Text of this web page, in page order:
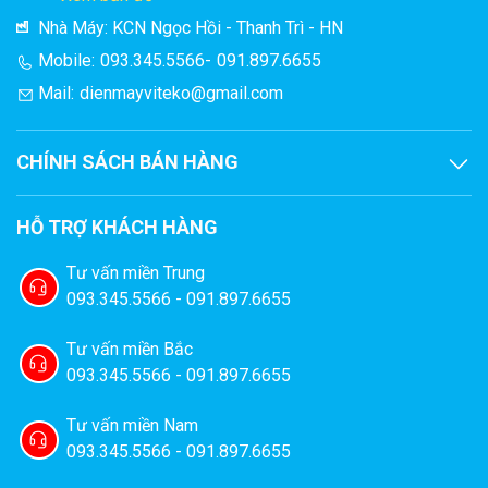
Thông số kỹ thuật màng model MBR-1000
Diện tích môđun : 8 m2/môđun
Áp lực vận hành : -10 ~ -30 kPa
Công suất : 1.0 ~ 1.2 m3/ngày
Nhà Máy: KCN Ngọc Hồi - Thanh Trì - HN
Mobile: 093.345.5566- 091.897.6655
Mail: dienmayviteko@gmail.com
CHÍNH SÁCH BÁN HÀNG
HỖ TRỢ KHÁCH HÀNG
Tư vấn miền Trung
093.345.5566 - 091.897.6655
Tư vấn miền Bắc
093.345.5566 - 091.897.6655
Tư vấn miền Nam
093.345.5566 - 091.897.6655